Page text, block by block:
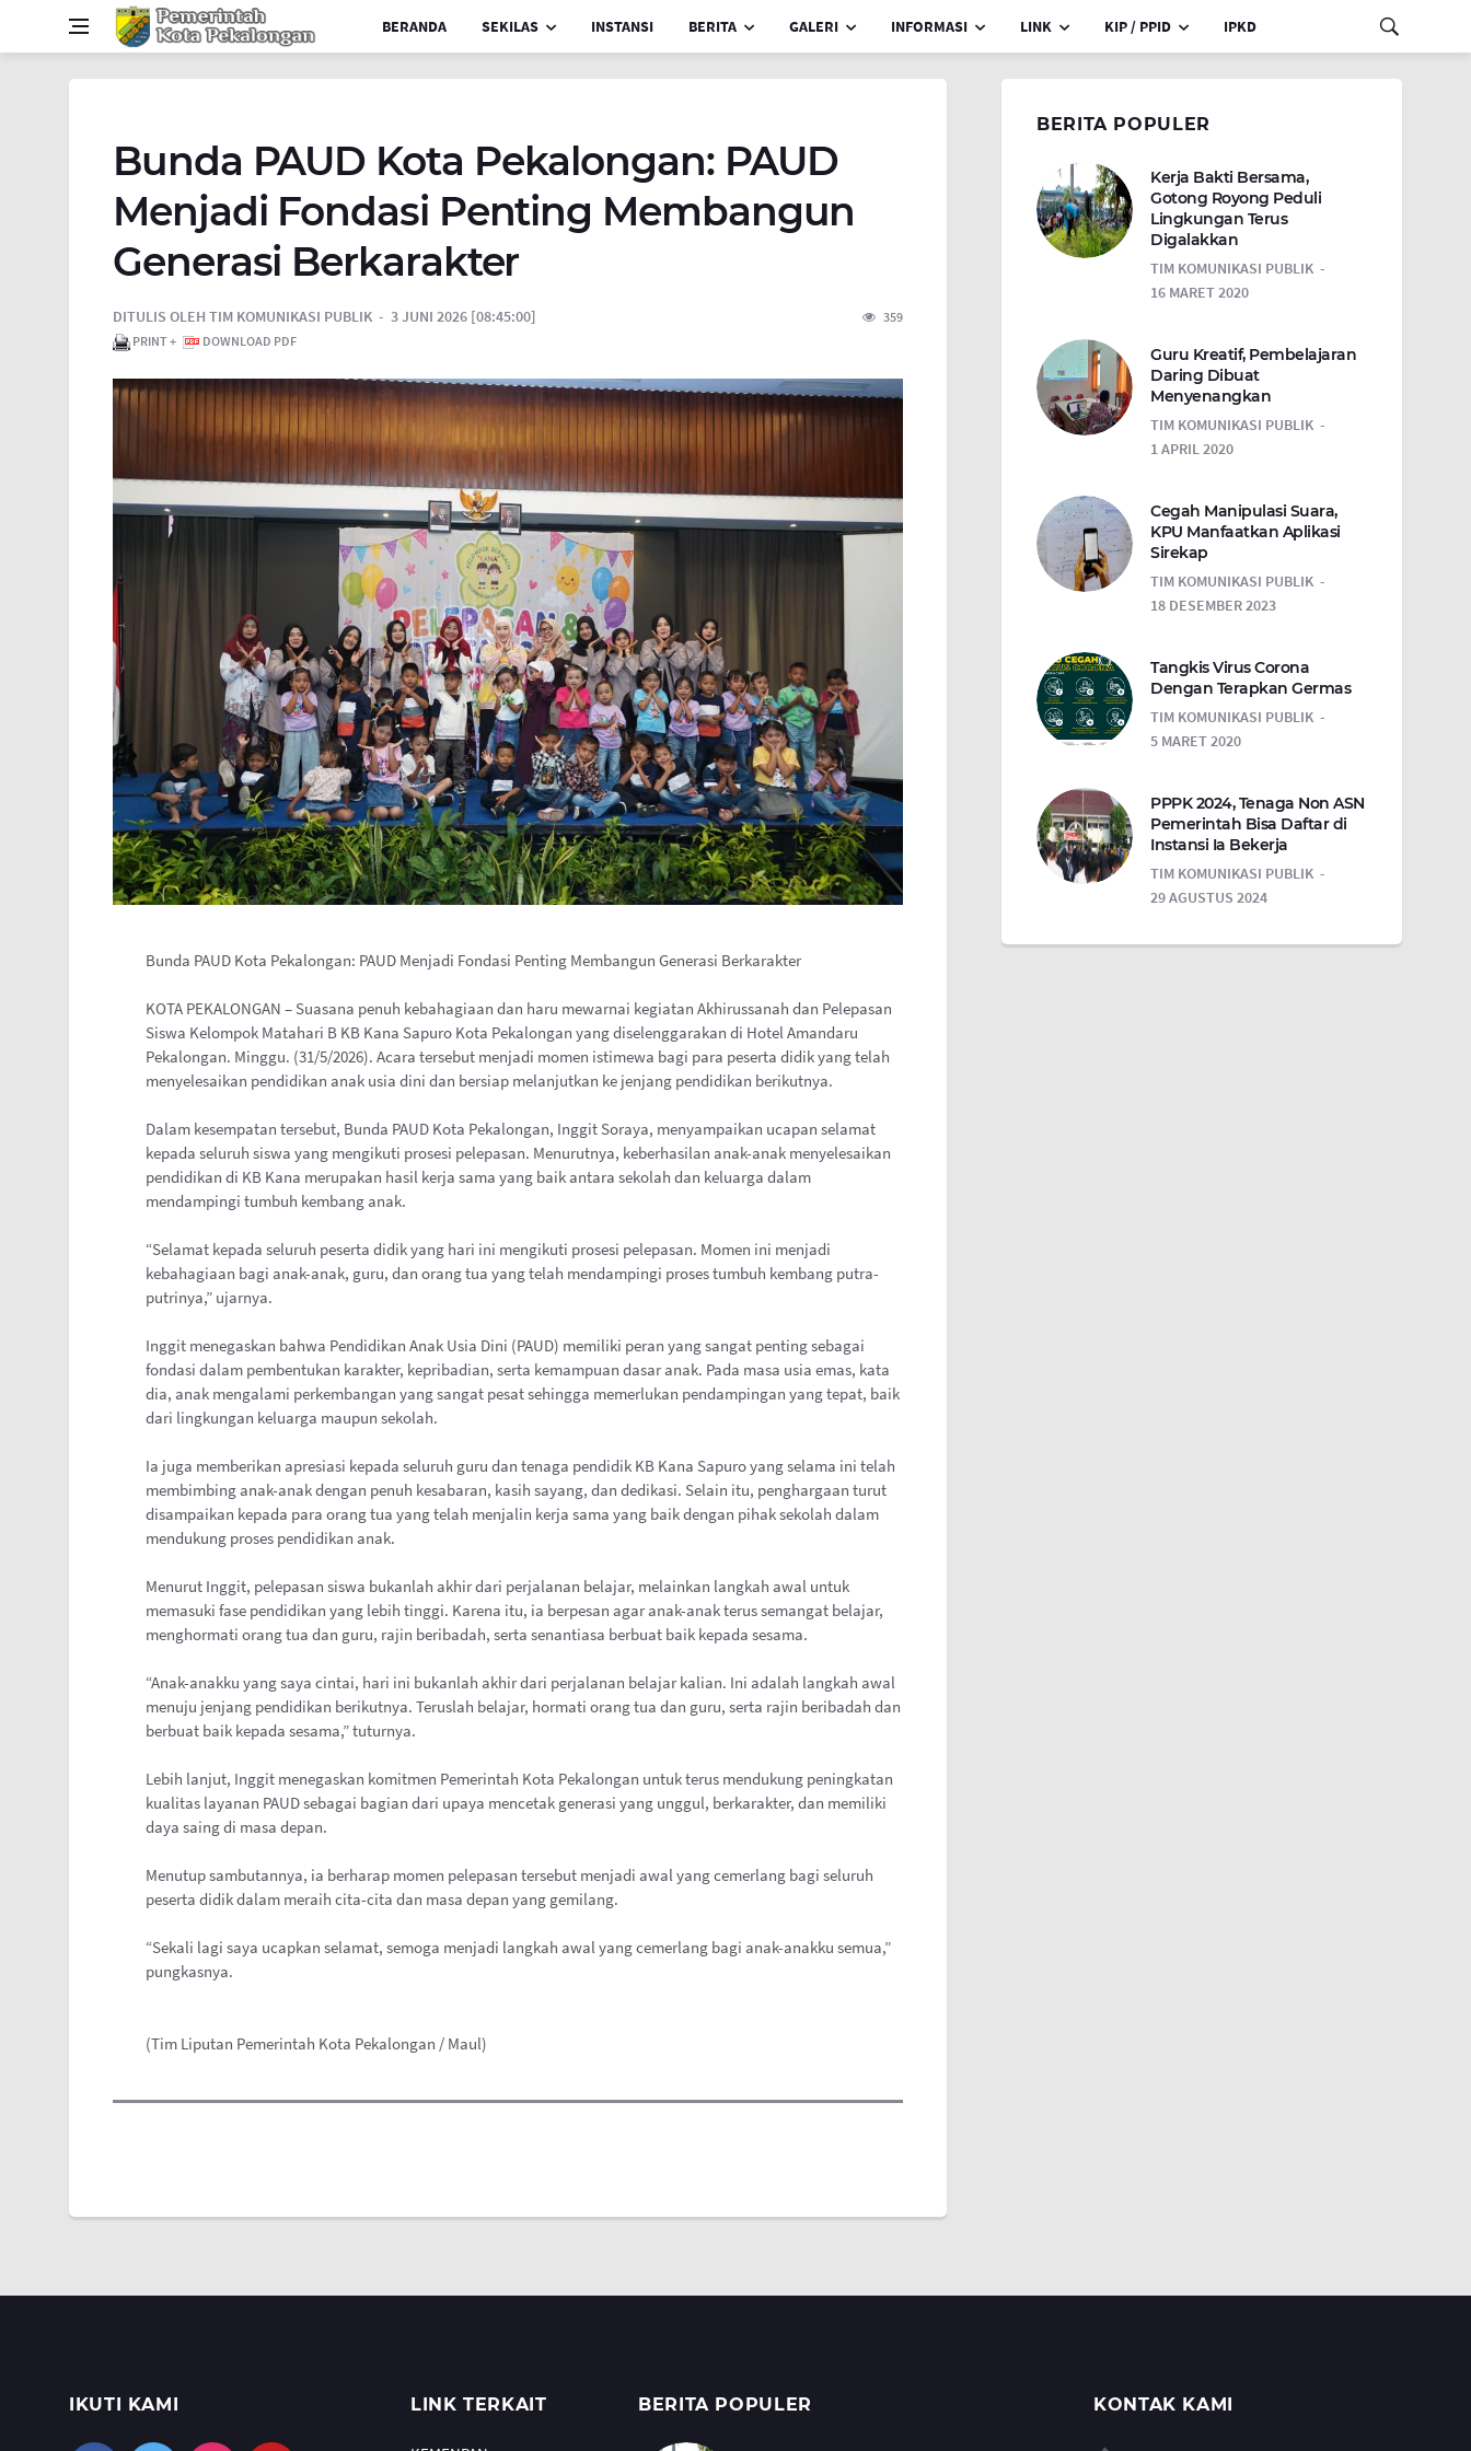
BERANDA SEKILAS INSTANSI BERITA GALERI INFORMASI LINK KIP / PPID IPKD
Bunda PAUD Kota Pekalongan: PAUD
Menjadi Fondasi Penting Membangun
Generasi Berkarakter
DITULIS OLEH TIM KOMUNIKASI PUBLIK 3 JUNI 2026 [08:45:00]
359
PRINT +
DOWNLOAD PDF
Bunda PAUD Kota Pekalongan: PAUD Menjadi Fondasi Penting Membangun Generasi Berkarakter
KOTA PEKALONGAN – Suasana penuh kebahagiaan dan haru mewarnai kegiatan Akhirussanah dan Pelepasan
Siswa Kelompok Matahari B KB Kana Sapuro Kota Pekalongan yang diselenggarakan di Hotel Amandaru
Pekalongan. Minggu. (31/5/2026). Acara tersebut menjadi momen istimewa bagi para peserta didik yang telah
menyelesaikan pendidikan anak usia dini dan bersiap melanjutkan ke jenjang pendidikan berikutnya.
Dalam kesempatan tersebut, Bunda PAUD Kota Pekalongan, Inggit Soraya, menyampaikan ucapan selamat
kepada seluruh siswa yang mengikuti prosesi pelepasan. Menurutnya, keberhasilan anak-anak menyelesaikan
pendidikan di KB Kana merupakan hasil kerja sama yang baik antara sekolah dan keluarga dalam
mendampingi tumbuh kembang anak.
“Selamat kepada seluruh peserta didik yang hari ini mengikuti prosesi pelepasan. Momen ini menjadi
kebahagiaan bagi anak-anak, guru, dan orang tua yang telah mendampingi proses tumbuh kembang putra-
putrinya,” ujarnya.
Inggit menegaskan bahwa Pendidikan Anak Usia Dini (PAUD) memiliki peran yang sangat penting sebagai
fondasi dalam pembentukan karakter, kepribadian, serta kemampuan dasar anak. Pada masa usia emas, kata
dia, anak mengalami perkembangan yang sangat pesat sehingga memerlukan pendampingan yang tepat, baik
dari lingkungan keluarga maupun sekolah.
Ia juga memberikan apresiasi kepada seluruh guru dan tenaga pendidik KB Kana Sapuro yang selama ini telah
membimbing anak-anak dengan penuh kesabaran, kasih sayang, dan dedikasi. Selain itu, penghargaan turut
disampaikan kepada para orang tua yang telah menjalin kerja sama yang baik dengan pihak sekolah dalam
mendukung proses pendidikan anak.
Menurut Inggit, pelepasan siswa bukanlah akhir dari perjalanan belajar, melainkan langkah awal untuk
memasuki fase pendidikan yang lebih tinggi. Karena itu, ia berpesan agar anak-anak terus semangat belajar,
menghormati orang tua dan guru, rajin beribadah, serta senantiasa berbuat baik kepada sesama.
“Anak-anakku yang saya cintai, hari ini bukanlah akhir dari perjalanan belajar kalian. Ini adalah langkah awal
menuju jenjang pendidikan berikutnya. Teruslah belajar, hormati orang tua dan guru, serta rajin beribadah dan
berbuat baik kepada sesama,” tuturnya.
Lebih lanjut, Inggit menegaskan komitmen Pemerintah Kota Pekalongan untuk terus mendukung peningkatan
kualitas layanan PAUD sebagai bagian dari upaya mencetak generasi yang unggul, berkarakter, dan memiliki
daya saing di masa depan.
Menutup sambutannya, ia berharap momen pelepasan tersebut menjadi awal yang cemerlang bagi seluruh
peserta didik dalam meraih cita-cita dan masa depan yang gemilang.
“Sekali lagi saya ucapkan selamat, semoga menjadi langkah awal yang cemerlang bagi anak-anakku semua,”
pungkasnya.
(Tim Liputan Pemerintah Kota Pekalongan / Maul)
BERITA POPULER
Kerja Bakti Bersama,
Gotong Royong Peduli
Lingkungan Terus
Digalakkan
TIM KOMUNIKASI PUBLIK
16 MARET 2020
Guru Kreatif, Pembelajaran
Daring Dibuat
Menyenangkan
TIM KOMUNIKASI PUBLIK
1 APRIL 2020
Cegah Manipulasi Suara,
KPU Manfaatkan Aplikasi
Sirekap
TIM KOMUNIKASI PUBLIK
18 DESEMBER 2023
Tangkis Virus Corona
Dengan Terapkan Germas
TIM KOMUNIKASI PUBLIK
5 MARET 2020
PPPK 2024, Tenaga Non ASN
Pemerintah Bisa Daftar di
Instansi Ia Bekerja
TIM KOMUNIKASI PUBLIK
29 AGUSTUS 2024
IKUTI KAMI LINK TERKAIT BERITA POPULER KONTAK KAMI